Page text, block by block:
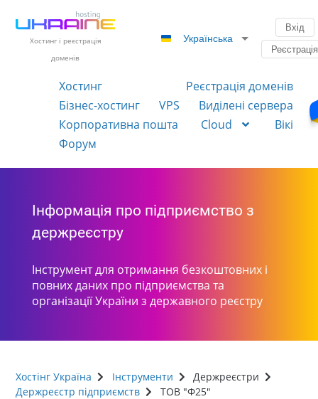
Хостинг і реєстрація
доменів
Українська
Вхід
Реєстрація
Хостинг
Реєстрація доменів
Бізнес-хостинг
VPS
Виділені сервера
Корпоративна пошта
Cloud
Вікі
Форум
Інформація про підприємство з
держреєстру
Інструмент для отримання безкоштовних і
повних даних про підприємства та
організації України з державного реєстру
Хостінг Україна Інструменти
Держреєстри
Держреєстр підприємств
ТОВ "Ф25"